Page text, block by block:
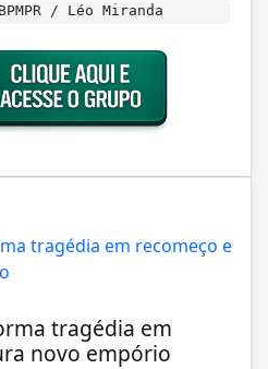
/ Léo Miranda
tragédia em
novo empório